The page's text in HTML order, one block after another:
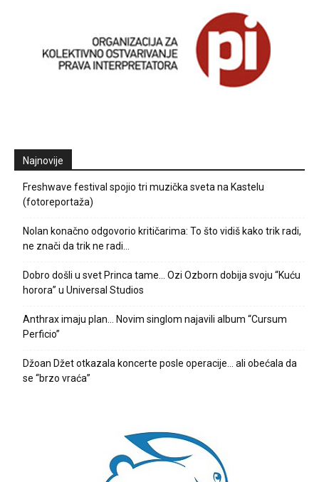
Najnovije
Freshwave festival spojio tri muzička sveta na Kastelu
(fotoreportaža)
Nolan konačno odgovorio kritičarima: To što vidiš kako trik radi,
ne znači da trik ne radi…
Dobro došli u svet Princa tame… Ozi Ozborn dobija svoju “Kuću
horora” u Universal Studios
Anthrax imaju plan… Novim singlom najavili album “Cursum
Perficio”
Džoan Džet otkazala koncerte posle operacije… ali obećala da
se “brzo vraća”